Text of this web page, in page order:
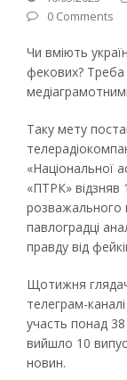
0 Comments
Чи вміють
фекових?
Таку мету
«Національної
«ПТРК» відзняв
розважального
павлоградці
правду від
Щотижня
телеграм-
участь понад 38
вийшло 10
новин.